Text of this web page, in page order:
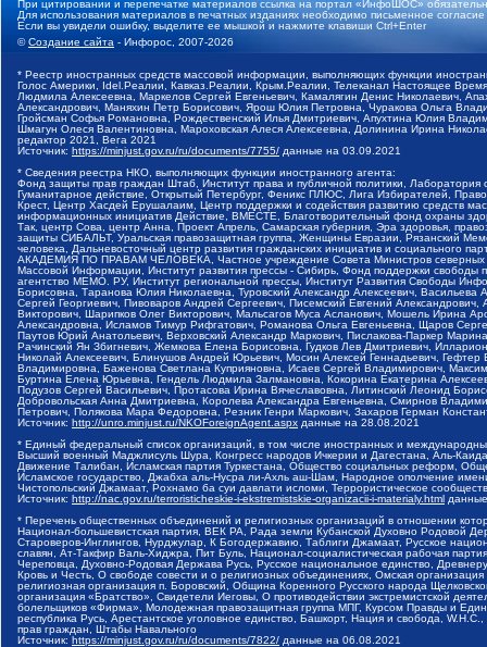
При цитировании и перепечатке материалов ссылка на портал «ИнфоШОС»
Для использования материалов в печатных изданиях необходимо письменное
Если вы увидели ошибку, выделите ее мышкой и нажмите клавиши Ctrl+Enter
©Создание сайта - Инфорос, 2007-2026
* Реестр иностранных средств массовой информации, выполняющих функции
Голос Америки, Idel.Реалии, Кавказ.Реалии, Крым.Реалии, Телеканал Настоящее
Людмила Алексеевна, Маркелов Сергей Евгеньевич, Камалягин Денис Николаевич,
Александрович, Маняхин Петр Борисович, Ярош Юлия Петровна, Чуракова Ольга
Гройсман Софья Романовна, Рождественский Илья Дмитриевич, Апухтина Юлия
Шмагун Олеся Валентиновна, Мароховская Алеся Алексеевна, Долинина Ирина
редактор 2021, Вега 2021
Источник: https://minjust.gov.ru/ru/documents/7755/ данные на 03.09.2021
* Сведения реестра НКО, выполняющих функции иностранного агента:
Фонд защиты прав граждан Штаб, Институт права и публичной политики,
Гуманитарное действие, Открытый Петербург, Феникс ПЛЮС, Лига Избирателей,
Крест, Центр Хасдей Ерушалаим, Центр поддержки и содействия развитию средств
информационных инициатив Действие, ВМЕСТЕ, Благотворительный фонд охраны
Так, центр Сова, центр Анна, Проект Апрель, Самарская губерния, Эра здоровья,
защиты СИБАЛЬТ, Уральская правозащитная группа, Женщины Евразии, Рязанский
человека, Дальневосточный центр развития гражданских инициатив и социального
АКАДЕМИЯ ПО ПРАВАМ ЧЕЛОВЕКА, Частное учреждение Совета Министров северных
Массовой Информации, Институт развития прессы - Сибирь, Фонд поддержки
агентство МЕМО. РУ, Институт региональной прессы, Институт Развития Свободы
Борисовна, Таранова Юлия Николаевна, Туровский Александр Алексеевич,
Сергей Георгиевич, Пивоваров Андрей Сергеевич, Писемский Евгений
Викторович, Шарипков Олег Викторович, Мальсагов Муса Асланович, Мошель Ирина
Александровна, Исламов Тимур Рифгатович, Романова Ольга Евгеньевна, Щаров
Паутов Юрий Анатольевич, Верховский Александр Маркович, Пислакова-Паркер
Рачинский Ян Збигневич, Жемкова Елена Борисовна, Гудков Лев Дмитриевич,
Николай Алексеевич, Блинушов Андрей Юрьевич, Мосин Алексей Геннадьевич,
Владимировна, Баженова Светлана Куприяновна, Исаев Сергей Владимирович,
Буртина Елена Юрьевна, Гендель Людмила Залмановна, Кокорина Екатерина
Подузов Сергей Васильевич, Протасова Ирина Вячеславовна, Литинский Леонид
Добровольская Анна Дмитриевна, Королева Александра Евгеньевна, Смирнов
Петрович, Полякова Мара Федоровна, Резник Генри Маркович, Захаров Герман
Источник: http://unro.minjust.ru/NKOForeignAgent.aspx данные на 28.08.2021
* Единый федеральный список организаций, в том числе иностранных и
Высший военный Маджлисуль Шура, Конгресс народов Ичкерии и Дагестана, Аль-
Движение Талибан, Исламская партия Туркестана, Общество социальных реформ,
Исламское государство, Джабха аль-Нусра ли-Ахль аш-Шам, Народное ополчение
Чистопольский Джамаат, Рохнамо ба суи давлати исломи, Террористическое
Источник: http://nac.gov.ru/terroristicheskie-i-ekstremistskie-organizacii-i-materialy.html
* Перечень общественных объединений и религиозных организаций в отношении
Национал-большевистская партия, ВЕК РА, Рада земли Кубанской Духовно Родовой
Староверов-Инглингов, Нурджулар, К Богодержавию, Таблиги Джамаат, Русское
славян, Ат-Такфир Валь-Хиджра, Пит Буль, Национал-социалистическая рабочая
Череповца, Духовно-Родовая Держава Русь, Русское национальное единство,
Кровь и Честь, О свободе совести и о религиозных объединениях, Омская
религиозная организация п. Боровский, Община Коренного Русского народа
организация «Братство», Свидетели Иеговы, О противодействии экстремистской
болельщиков «Фирма», Молодежная правозащитная группа МПГ, Курсом Правды и
республика Русь, Арестантское уголовное единство, Башкорт, Нация и свобода,
прав граждан, Штабы Навального
Источник: https://minjust.gov.ru/ru/documents/7822/ данные на 06.08.2021